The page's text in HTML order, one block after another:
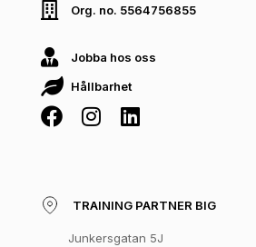
Org. no. 5564756855
Jobba hos oss
Hållbarhet
TRAINING PARTNER BIG
Junkersgatan 5J